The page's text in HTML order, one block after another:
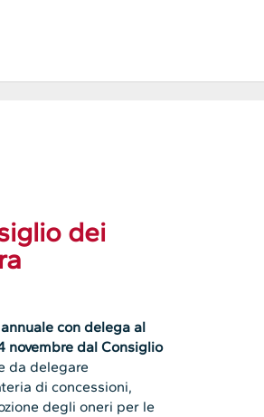
dei
con delega al
novembre dal Consiglio
da delegare
di concessioni,
degli oneri per le